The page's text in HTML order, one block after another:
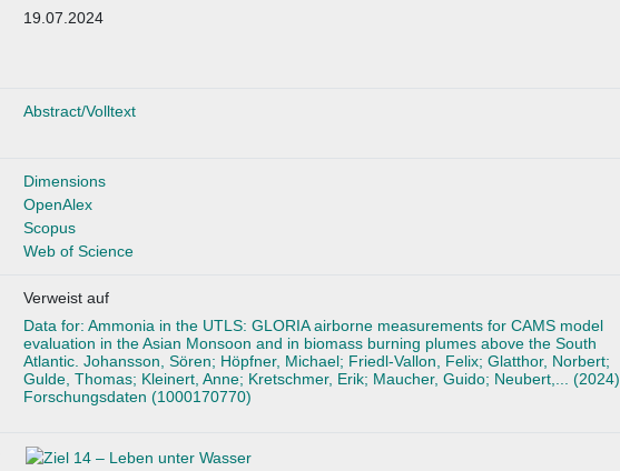
19.07.2024
Abstract/Volltext
Dimensions
OpenAlex
Scopus
Web of Science
Verweist auf
Data for: Ammonia in the UTLS: GLORIA airborne measurements for CAMS model
evaluation in the Asian Monsoon and in biomass burning plumes above the South
Atlantic. Johansson, Sören; Höpfner, Michael; Friedl-Vallon, Felix; Glatthor, Norbert;
Gulde, Thomas; Kleinert, Anne; Kretschmer, Erik; Maucher, Guido; Neubert,... (2024)
Forschungsdaten (1000170770)